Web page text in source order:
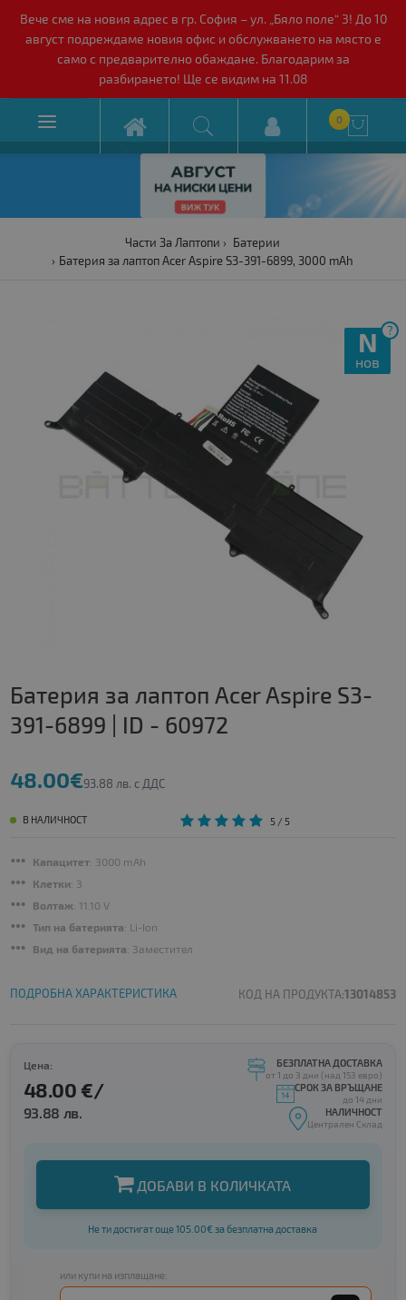
Вече сме на новия адрес в гр. София – ул. „Бяло поле“ 3! До 10
август подреждаме новия офис и обслужването на място е
само с предварително обаждане. Благодарим за
разбирането! Ще се видим на 11.08
 0 
Части За Лаптопи
Батерии
Батерия за лаптоп Acer Aspire S3-391-6899, 3000 mAh
?
N
нов
Батерия за лаптоп Acer Aspire S3-
391-6899 | ID - 60972
48.00€93.88 лв. с ДДС
В НАЛИЧНОСТ 5/ 5
Капацитет: 3000 mAh
Клетки: 3
Волтаж: 11.10 V
Тип на батерията: Li-Ion
Вид на батерията: Заместител
ПОДРОБНА ХАРАКТЕРИСТИКА КОД НА ПРОДУКТА:13014853
Цена:
48.00 €/
93.88 лв.
БЕЗПЛАТНА ДОСТАВКА
от 1 до 3 дни (над 153 евро)
СРОК ЗА ВРЪЩАНЕ
до 14 дни
НАЛИЧНОСТ
Централен Склад
ДОБАВИ В КОЛИЧКАТА
Не ти достигат още 105.00€ за безплатна доставка
или купи на изплащане: